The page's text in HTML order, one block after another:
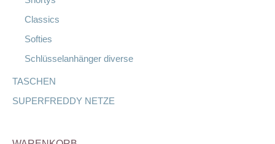
Classics
Softies
Schlüsselanhänger diverse
TASCHEN
SUPERFREDDY NETZE